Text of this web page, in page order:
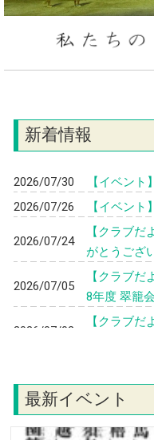
新着情報
2026/07/30
【イベン
2026/07/26
【イベン
2026/07/24
【クラブ
がとうござ
2026/07/05
【クラブ
8年度 翠籠
2026/07/02
【クラブ
川大会 組合
【クラブだ
会とOB会
最新イベント